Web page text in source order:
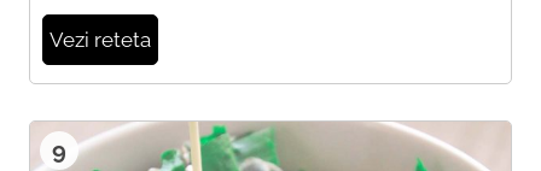
Vezi reteta
9